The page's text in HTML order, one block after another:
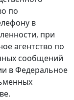
по
в
при
агентство по
сообщений
в Федеральное